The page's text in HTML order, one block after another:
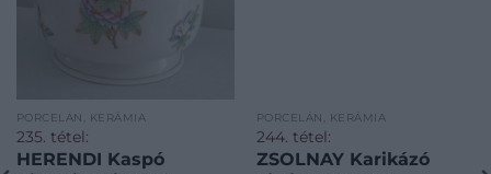
PORCELÁN, KERÁMIA
235. tétel:
HERENDI Kaspó
PORCELÁN, KERÁMIA
244. tétel:
ZSOLNAY Karikázó